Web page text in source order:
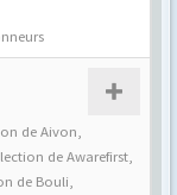
de Aivon
de Awarefirst
de Bouli